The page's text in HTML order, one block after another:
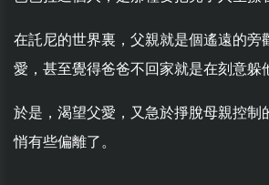
在託尼的世界裏，父親就是個遙遠的旁
愛，甚至覺得爸爸不回家就是在刻意躲
於是，渴望父愛，又急於掙脫母親控制
悄有些偏離了。